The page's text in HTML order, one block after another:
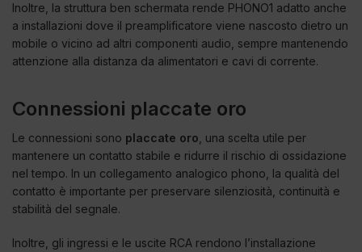
Inoltre, la struttura ben schermata rende PHONO1 adatto anche
a installazioni dove il preamplificatore viene nascosto dietro un
mobile o vicino ad altri componenti audio, sempre mantenendo
attenzione alla distanza da alimentatori e cavi di corrente.
Connessioni placcate oro
Le connessioni sono placcate oro , una scelta utile per
mantenere un contatto stabile e ridurre il rischio di ossidazione
nel tempo. In un collegamento analogico phono, la qualità del
contatto è importante per preservare silenziosità, continuità e
stabilità del segnale.
Inoltre, gli ingressi e le uscite RCA rendono l’installazione